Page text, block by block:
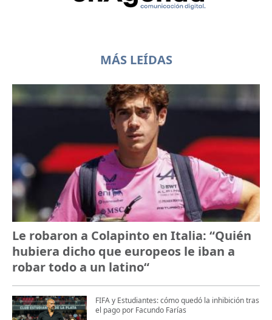
MÁS LEÍDAS
Le robaron a Colapinto en Italia: “Quién
hubiera dicho que europeos le iban a
robar todo a un latino“
FIFA y Estudiantes: cómo quedó la inhibición tras
el pago por Facundo Farías